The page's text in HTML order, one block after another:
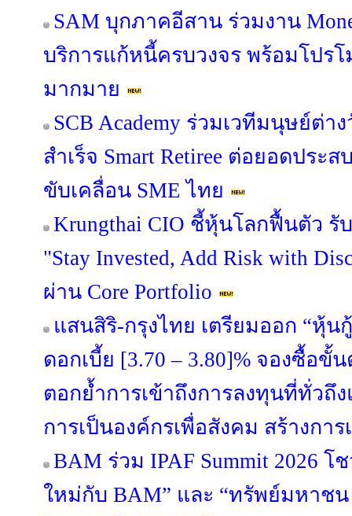
SAM บุกภาคอีสาน ร่วมงาน
บริการแก้หนี้ครบวงจร พร้อมโปร
มากมาย
SCB Academy ร่วมเวทีมนุษย์ต่า
สำเร็จ Smart Retiree ต่อยอดปร
ขับเคลื่อน SME ไทย
Krungthai CIO ชี้หุ้นโลกฟื้นตัว
"Stay Invested, Add Risk with
ผ่าน Core Portfolio
แสนสิริ-กรุงไทย เตรียมออก “หุ้
ดอกเบี้ย [3.70 – 3.80]% จองซื้อขั้
ตอกย้ำการเข้าถึงการลงทุนที่ทั่วถึ
การเป็นองค์กรเพื่อสังคม สร้างกา
BAM ร่วม IPAF Summit 2026 โ
ใหม่กับ BAM” และ “ทรัพย์มหาชน